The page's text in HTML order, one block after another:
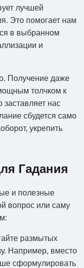
лучшей
Это помогает нам
в выбранном
и
Получение даже
толчком к
нас
сбудется само
укрепить
Гадания
и полезные
вопрос или саму
размытых
Например, вместо
сформулировать